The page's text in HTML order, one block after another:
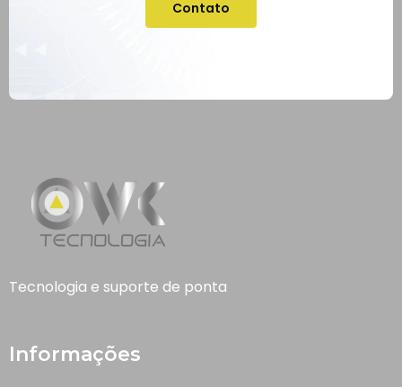
Contato
Tecnologia e suporte de ponta
Informações